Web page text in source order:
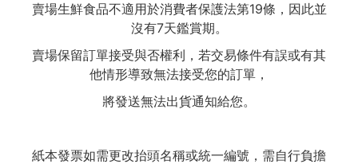
賣場生鮮食品不適用於消費者保護法第19條，因此並
沒有7天鑑賞期。
賣場保留訂單接受與否權利，若交易條件有誤或有其
他情形導致無法接受您的訂單，
將發送無法出貨通知給您。
紙本發票如需更改抬頭名稱或統一編號，需自行負擔